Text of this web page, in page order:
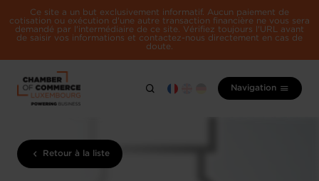
Ce site a un but exclusivement informatif. Aucun paiement de
cotisation ou exécution d'une autre transaction financière ne vous sera
demandé par l'intermédiaire de ce site. Vérifiez toujours l'URL avant
de saisir vos informations et contactez-nous directement en cas de
doute.
Navigation
Retour à la liste